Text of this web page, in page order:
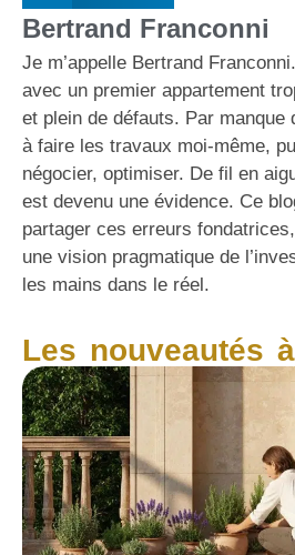
Bertrand Franconni
Je m’appelle Bertrand
avec un premier appartement
et plein de défauts. Par manque
à faire les travaux moi-même,
négocier, optimiser. De fil en
est devenu une évidence. Ce
partager ces erreurs
une vision pragmatique de
les mains dans le réel.
Les nouveautés